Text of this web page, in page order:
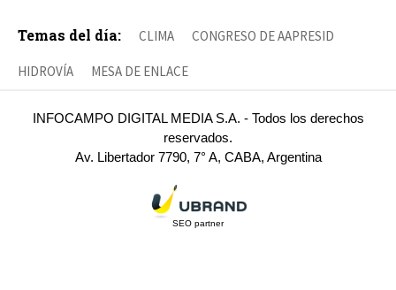
Temas del día: CLIMA CONGRESO DE AAPRESID
HIDROVÍA MESA DE ENLACE
INFOCAMPO DIGITAL MEDIA S.A. - Todos los derechos
reservados.
Av. Libertador 7790, 7° A, CABA, Argentina
SEO partner